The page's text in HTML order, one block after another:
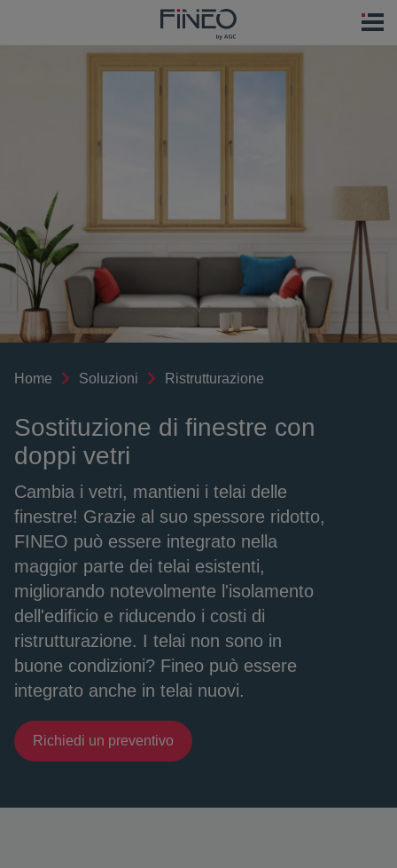
Home Soluzioni Ristrutturazione
Sostituzione di finestre con
doppi vetri
Cambia i vetri, mantieni i telai delle
finestre! Grazie al suo spessore ridotto,
FINEO può essere integrato nella
maggior parte dei telai esistenti,
migliorando notevolmente l'isolamento
dell'edificio e riducendo i costi di
ristrutturazione. I telai non sono in
buone condizioni? Fineo può essere
integrato anche in telai nuovi.
Richiedi un preventivo